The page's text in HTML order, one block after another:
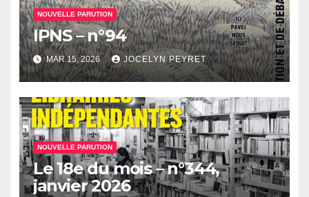
NOUVELLE PARUTION
IPNS – n°94
MAR 15, 2026 JOCELYN PEYRET
NOUVELLE PARUTION
Le 18e du mois – n°344,
janvier 2026